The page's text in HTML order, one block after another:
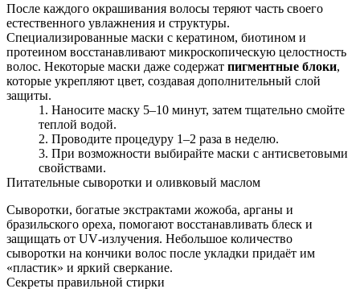
После каждого окрашивания волосы теряют часть своего
естественного увлажнения и структуры.
Специализированные маски с кератином, биотином и
протеином восстанавливают микроскопическую целостность
волос. Некоторые маски даже содержат пигментные блоки,
которые укрепляют цвет, создавая дополнительный слой
защиты.
Наносите маску 5–10 минут, затем тщательно смойте
теплой водой.
Проводите процедуру 1–2 раза в неделю.
При возможности выбирайте маски с антисветовыми
свойствами.
Питательные сыворотки и оливковый маслом
Сыворотки, богатые экстрактами жожоба, арганы и
бразильского ореха, помогают восстанавливать блеск и
защищать от UV‑излучения. Небольшое количество
сыворотки на кончики волос после укладки придаёт им
«пластик» и яркий сверкание.
Секреты правильной стирки